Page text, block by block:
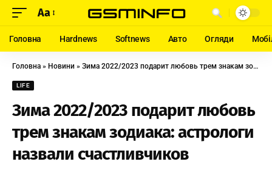
Aa
Головна Hardnews Softnews Авто Огляди
Головна » Новини » Зима 2022/2023 подарит любовь трем знакам зодиака: астрологи назвали счастливчиков
LIFE
Зима 2022/2023 подарит любовь
трем знакам зодиака: астрологи
назвали счастливчиков